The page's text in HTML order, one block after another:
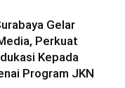
Gelar
Perkuat
Kepada
Program JKN